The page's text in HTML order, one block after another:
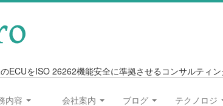
ECUをISO 26262機能安全に準拠させるコンサルティ
内容 会社案内 ブログ テクノロジ